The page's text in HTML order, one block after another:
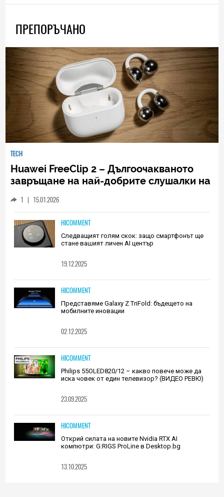
ПРЕПОРЪЧАНО
TECH
Huawei FreeClip 2 – Дългоочакваното
завръщане на най-добрите слушалки на
1 | 15.01.2026
HICOMMENT
Следващият голям скок: защо смартфонът ще
стане вашият личен AI център
19.12.2025
HICOMMENT
Представяме Galaxy Z TriFold: бъдещето на
мобилните иновации
02.12.2025
HICOMMENT
Philips 55OLED820/12 – какво повече може да
иска човек от един телевизор? (ВИДЕО РЕВЮ)
23.09.2025
HICOMMENT
Открий силата на новите Nvidia RTX AI
компютри: G:RIGS ProLine в Desktop.bg
13.10.2025